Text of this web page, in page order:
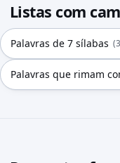
Listas com
Palavras de 7 sílabas
Palavras que rimam